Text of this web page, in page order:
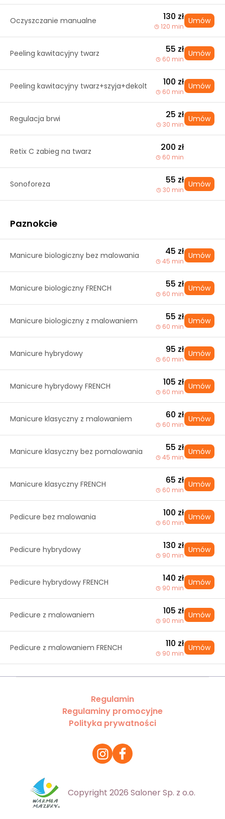
Oczyszczanie manualne 130 zł
120 min
Umów
Peeling kawitacyjny twarz 55 zł
60 min
Umów
Peeling kawitacyjny twarz+szyja+dekolt 100 zł
60 min
Umów
Regulacja brwi 25 zł
30 min
Umów
Retix C zabieg na twarz 200 zł
60 min
Sonoforeza 55 zł
30 min
Umów
Paznokcie
Manicure biologiczny bez malowania 45 zł
45 min
Umów
Manicure biologiczny FRENCH 55 zł
60 min
Umów
Manicure biologiczny z malowaniem 55 zł
60 min
Umów
Manicure hybrydowy 95 zł
60 min
Umów
Manicure hybrydowy FRENCH 105 zł
60 min
Umów
Manicure klasyczny z malowaniem 60 zł
60 min
Umów
Manicure klasyczny bez pomalowania 55 zł
45 min
Umów
Manicure klasyczny FRENCH 65 zł
60 min
Umów
Pedicure bez malowania 100 zł
60 min
Umów
Pedicure hybrydowy 130 zł
90 min
Umów
Pedicure hybrydowy FRENCH 140 zł
90 min
Umów
Pedicure z malowaniem 105 zł
90 min
Umów
Pedicure z malowaniem FRENCH 110 zł
90 min
Umów
Regulamin
Regulaminy promocyjne
Polityka prywatności
Copyright 2026 Saloner Sp. z o.o.